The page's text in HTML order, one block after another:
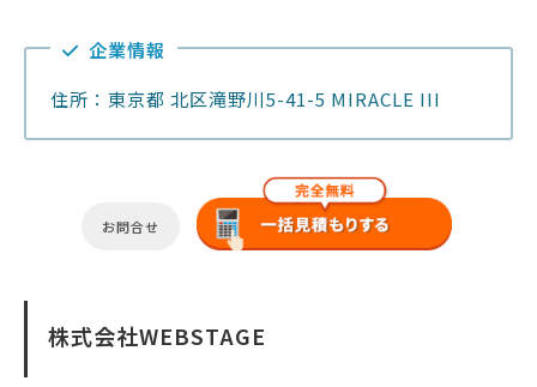
企業情報
住所：東京都 北区滝野川5-41-5 MIRACLE III
お問合せ
株式会社WEBSTAGE